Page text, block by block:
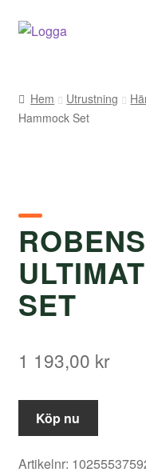
Hoppa
Hoppa
Kontakt
Varumärken
Väljare
Hem Utrustning
Hammock Set
SET
1 193,00 kr
Köp nu
Artikelnr: